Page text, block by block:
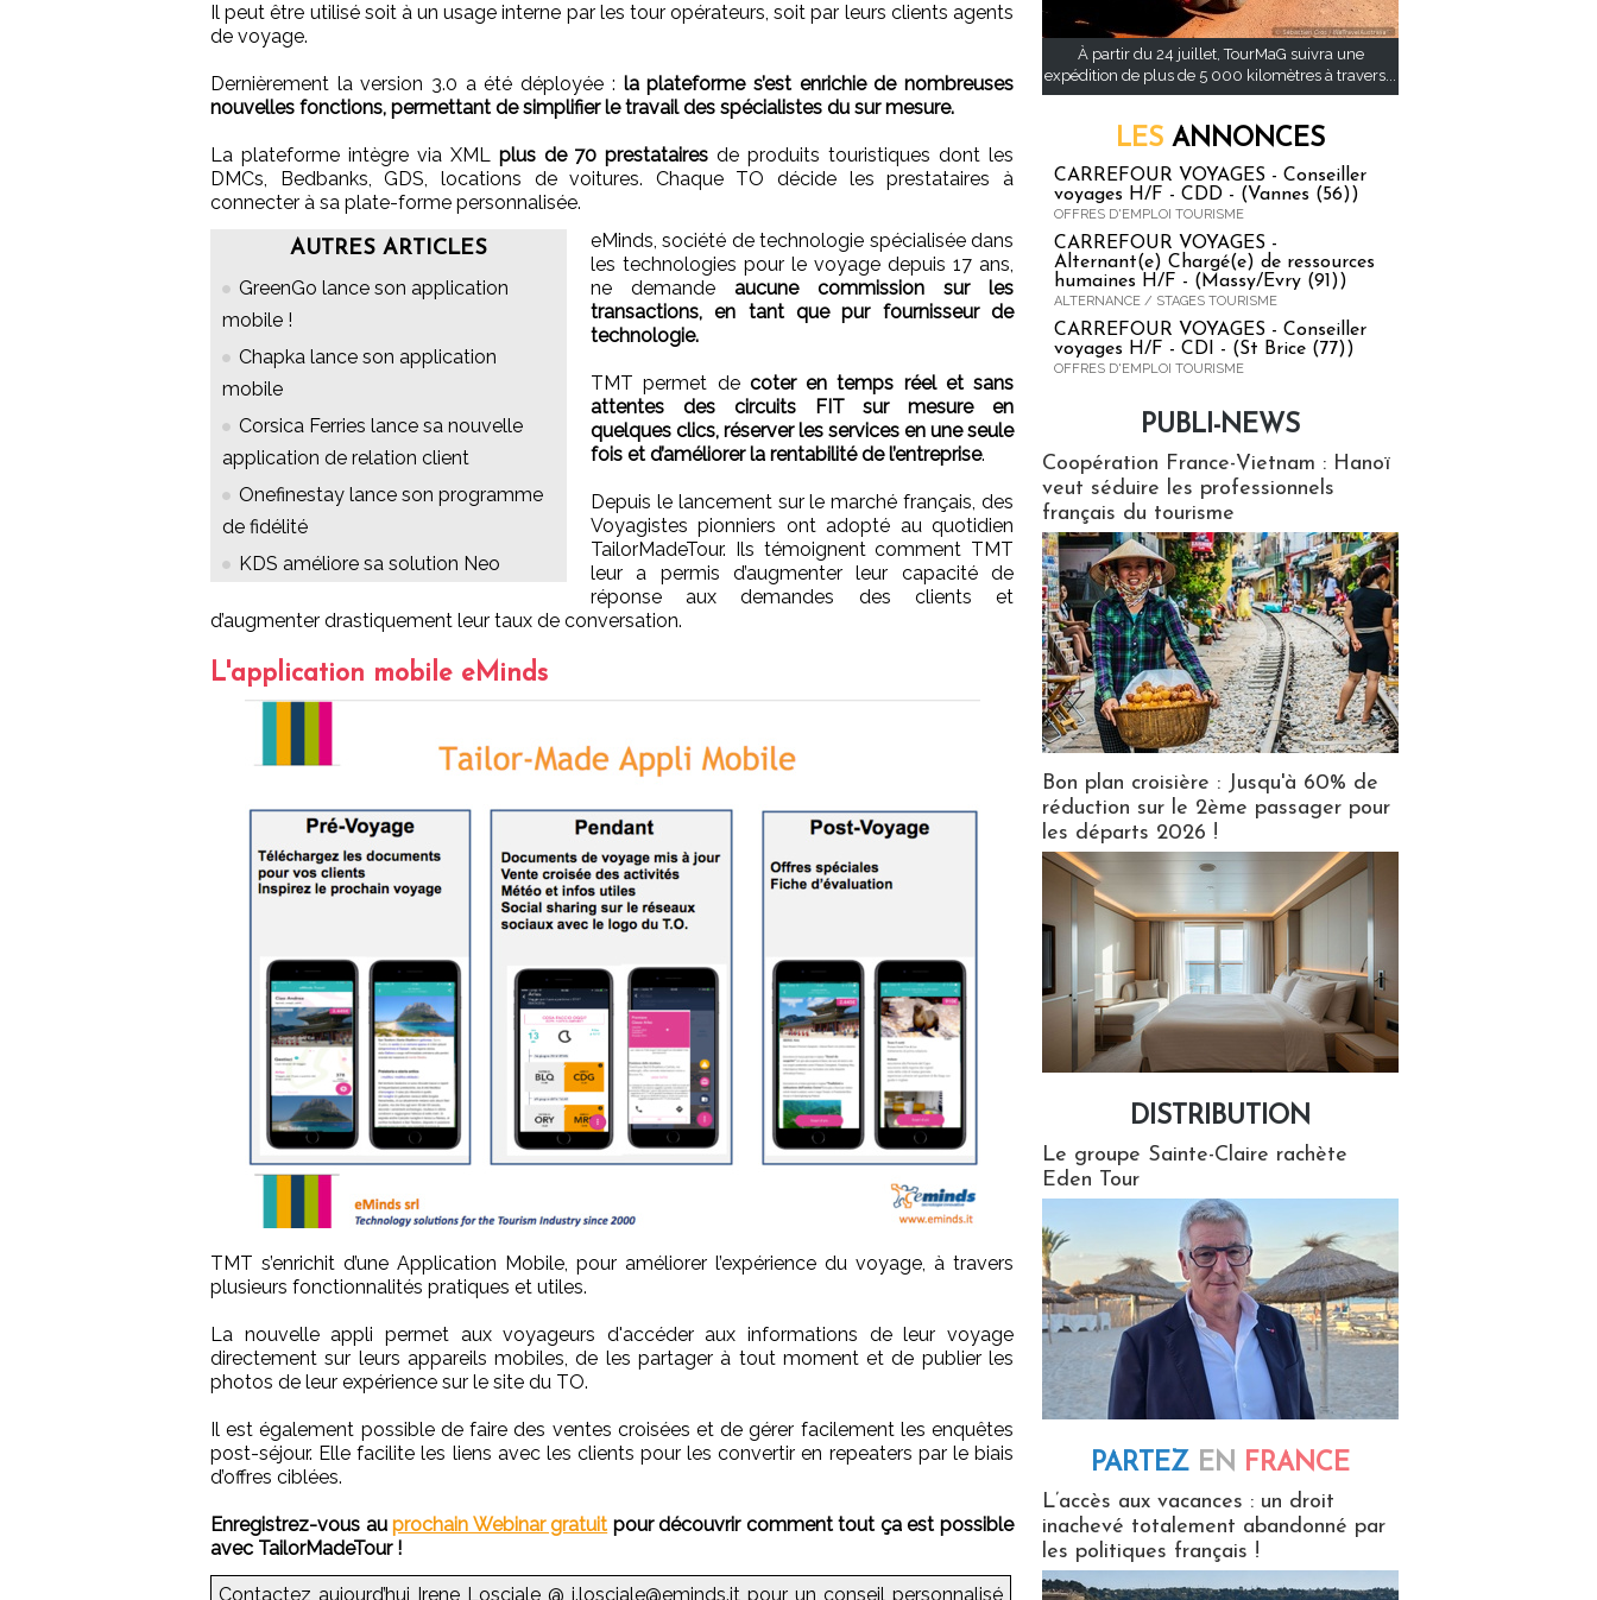
Il peut être utilisé soit à un usage interne par les tour opérateurs, soit par leurs clients agents
de voyage.
Dernièrement la version 3.0 a été déployée : la plateforme s’est enrichie de nombreuses
nouvelles fonctions, permettant de simplifier le travail des spécialistes du sur mesure.
La plateforme intègre via XMLplus de 70 prestatairesde produits touristiques dont les
DMCs, Bedbanks, GDS, locations de voitures. Chaque TO décide les prestataires à
connecter à sa plate-forme personnalisée.
AUTRES ARTICLES
GreenGo lance son application
mobile !
Chapka lance son application
mobile
Corsica Ferries lance sa nouvelle
application de relation client
Onefinestay lance son programme
de fidélité
KDS améliore sa solution Neo
eMinds, société de technologie spécialisée dans
les technologies pour le voyage depuis 17 ans,
ne demande aucune commission sur les
transactions, en tant que pur fournisseur de
technologie.
TMT permet de coter en temps réel et sans
attentes des circuits FIT sur mesure en
quelques clics, réserver les services en une seule
fois et d’améliorer la rentabilité de l’entreprise.
Depuis le lancement sur le marché français, des
Voyagistes pionniers ont adopté au quotidien
TailorMadeTour. Ils témoignent comment TMT
leur a permis d’augmenter leur capacité de
réponse aux demandes des clients et
d’augmenter drastiquement leur taux de conversation.
L'application mobile eMinds
TMT s’enrichit d’une Application Mobile, pour améliorer l’expérience du voyage, à travers
plusieurs fonctionnalités pratiques et utiles.
La nouvelle appli permet aux voyageurs d'accéder aux informations de leur voyage
directement sur leurs appareils mobiles, de les partager à tout moment et de publier les
photos de leur expérience sur le site du TO.
Il est également possible de faire des ventes croisées et de gérer facilement les enquêtes
post-séjour. Elle facilite les liens avec les clients pour les convertir en repeaters par le biais
d’offres ciblées.
Enregistrez-vous au prochain Webinar gratuit pour découvrir comment tout ça est possible
avec TailorMadeTour !
Contactez aujourd’hui Irene Losciale @ i.losciale@eminds.it pour un conseil personnalisé
À partir du 24 juillet, TourMaG suivra une
expédition de plus de 5 000 kilomètres à travers...
LES ANNONCES
CARREFOUR VOYAGES - Conseiller
voyages H/F - CDD - (Vannes (56))
OFFRES D'EMPLOI TOURISME
CARREFOUR VOYAGES -
Alternant(e) Chargé(e) de ressources
humaines H/F - (Massy/Evry (91))
ALTERNANCE / STAGES TOURISME
CARREFOUR VOYAGES - Conseiller
voyages H/F - CDI - (St Brice (77))
OFFRES D'EMPLOI TOURISME
PUBLI-NEWS
Coopération France-Vietnam : Hanoï
veut séduire les professionnels
français du tourisme
Bon plan croisière : Jusqu'à 60% de
réduction sur le 2ème passager pour
les départs 2026 !
DISTRIBUTION
Le groupe Sainte-Claire rachète
Eden Tour
PARTEZ EN FRANCE
L’accès aux vacances : un droit
inachevé totalement abandonné par
les politiques français !